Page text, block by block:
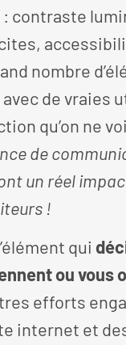
: contraste
nombre
de vraies
qu’on ne
de
un réel
!
qui
ou vous
efforts
internet et